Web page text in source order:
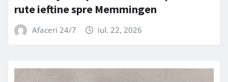
rute ieftine spre Memmingen
Afaceri 24/7 iul. 22, 2026